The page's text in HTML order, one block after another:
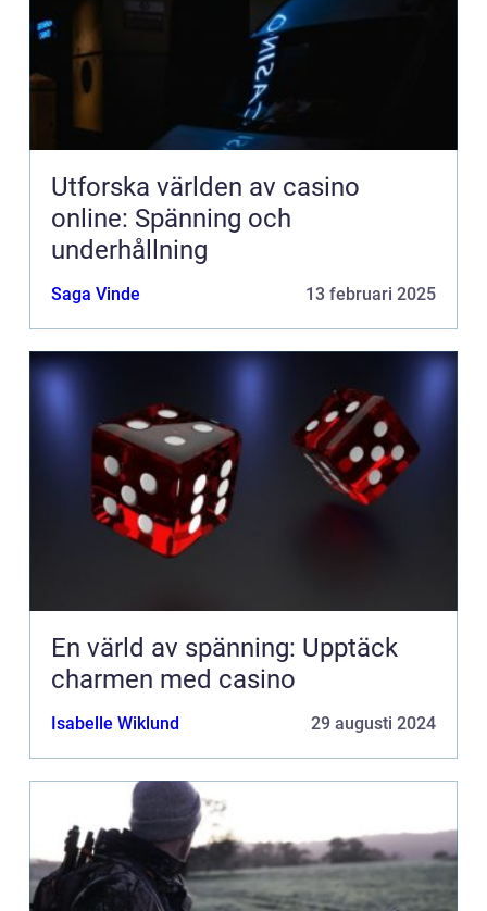
Utforska världen av casino
online: Spänning och
underhållning
Saga Vinde 13 februari 2025
En värld av spänning: Upptäck
charmen med casino
Isabelle Wiklund 29 augusti 2024